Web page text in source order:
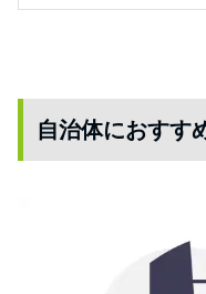
自治体におすす